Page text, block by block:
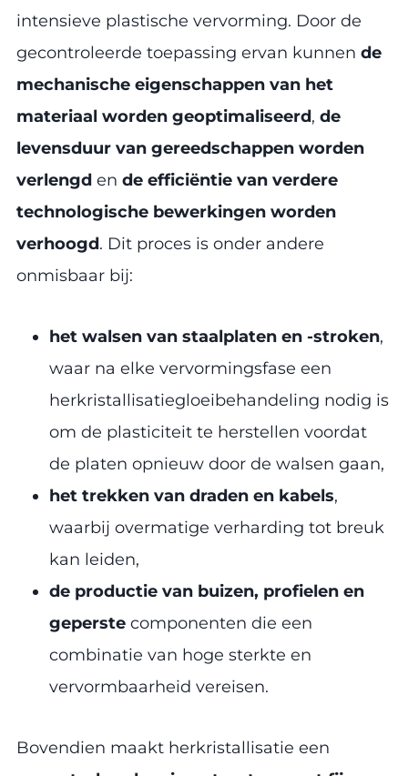
intensieve plastische vervorming. Door de
gecontroleerde toepassing ervan kunnen de
mechanische eigenschappen van het
materiaal worden geoptimaliseerd, de
levensduur van gereedschappen worden
verlengd en de efficiëntie van verdere
technologische bewerkingen worden
verhoogd. Dit proces is onder andere
onmisbaar bij:
het walsen van staalplaten en -stroken,
waar na elke vervormingsfase een
herkristallisatiegloeibehandeling nodig is
om de plasticiteit te herstellen voordat
de platen opnieuw door de walsen gaan,
het trekken van draden en kabels,
waarbij overmatige verharding tot breuk
kan leiden,
de productie van buizen, profielen en
geperste componenten die een
combinatie van hoge sterkte en
vervormbaarheid vereisen.
Bovendien maakt herkristallisatie een